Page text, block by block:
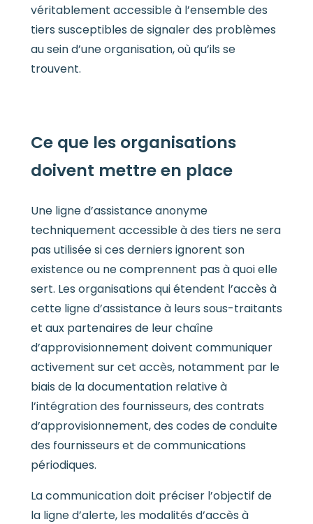
véritablement accessible à l’ensemble des
tiers susceptibles de signaler des problèmes
au sein d’une organisation, où qu’ils se
trouvent.
Ce que les organisations
doivent mettre en place
Une ligne d’assistance anonyme
techniquement accessible à des tiers ne sera
pas utilisée si ces derniers ignorent son
existence ou ne comprennent pas à quoi elle
sert. Les organisations qui étendent l’accès à
cette ligne d’assistance à leurs sous-traitants
et aux partenaires de leur chaîne
d’approvisionnement doivent communiquer
activement sur cet accès, notamment par le
biais de la documentation relative à
l’intégration des fournisseurs, des contrats
d’approvisionnement, des codes de conduite
des fournisseurs et de communications
périodiques.
La communication doit préciser l’objectif de
la ligne d’alerte, les modalités d’accès à